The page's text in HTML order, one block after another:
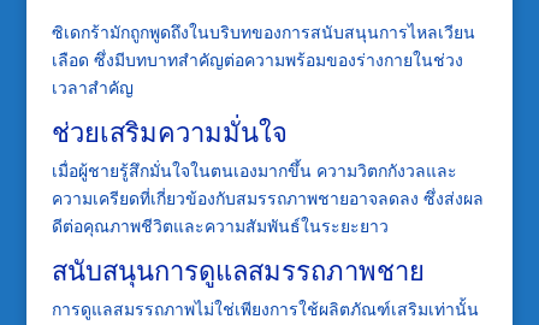
ซิเดกร้ามักถูกพูดถึงในบริบทของการสนับสนุนการไหลเวียน
เลือด ซึ่งมีบทบาทสำคัญต่อความพร้อมของร่างกายในช่วง
เวลาสำคัญ
ช่วยเสริมความมั่นใจ
เมื่อผู้ชายรู้สึกมั่นใจในตนเองมากขึ้น ความวิตกกังวลและ
ความเครียดที่เกี่ยวข้องกับสมรรถภาพชายอาจลดลง ซึ่งส่งผล
ดีต่อคุณภาพชีวิตและความสัมพันธ์ในระยะยาว
สนับสนุนการดูแลสมรรถภาพชาย
การดูแลสมรรถภาพไม่ใช่เพียงการใช้ผลิตภัณฑ์เสริมเท่านั้น